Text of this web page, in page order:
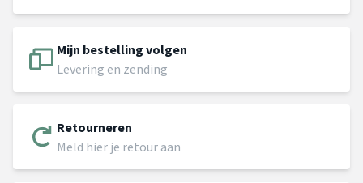
Mijn bestelling volgen
Levering en zending
Retourneren
Meld hier je retour aan